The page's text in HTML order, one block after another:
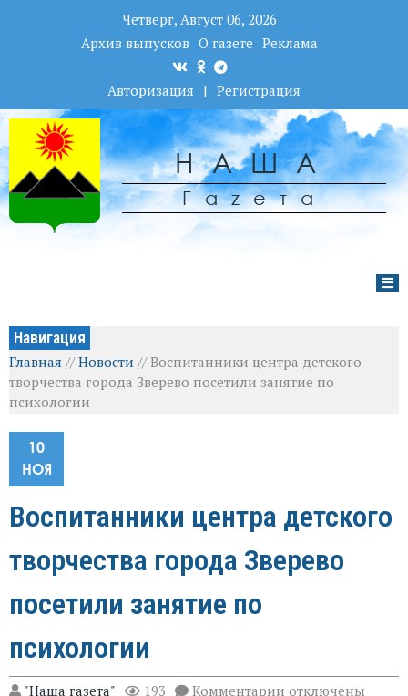
Четверг, Август 06, 2026
Архив выпусков О газете Реклама
Авторизация | Регистрация
НАША
Гаzета
Навигация
Главная //Новости //Воспитанники центра детского
творчества города Зверево посетили занятие по
психологии
10
НОЯ
Воспитанники центра детского
творчества города Зверево
посетили занятие по
психологии
"Наша газета" 193 Комментарии котключены